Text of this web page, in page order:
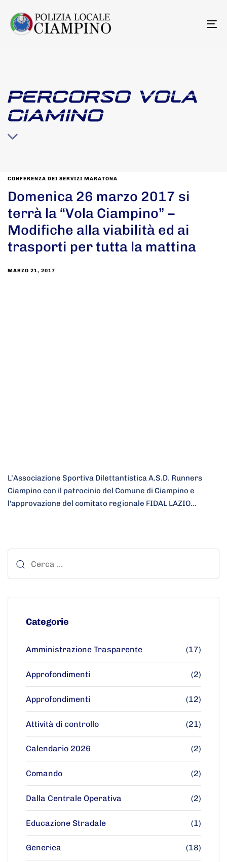
PERCORSO VOLA
CIAMINO
CONFERENZA DEI SERVIZI MARATONA
Domenica 26 marzo 2017 si
terrà la “Vola Ciampino” –
Modifiche alla viabilità ed ai
trasporti per tutta la mattina
MARZO 21, 2017
L’Associazione Sportiva Dilettantistica A.S.D. Runners
Ciampino con il patrocinio del Comune di Ciampino e
l'approvazione del comitato regionale FIDAL LAZIO…
Categorie
Amministrazione Trasparente (17)
Approfondimenti (2)
Approfondimenti (12)
Attività di controllo (21)
Calendario 2026 (2)
Comando (2)
Dalla Centrale Operativa (2)
Educazione Stradale (1)
Generica (18)